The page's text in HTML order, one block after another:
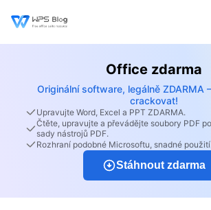
Office zdarma
Originální software, legálně ZDARMA
crackovat!
Upravujte Word, Excel a PPT ZDARMA.
Čtěte, upravujte a převádějte soubory PDF
sady nástrojů PDF.
Rozhraní podobné Microsoftu, snadné
Stáhnout zdarma